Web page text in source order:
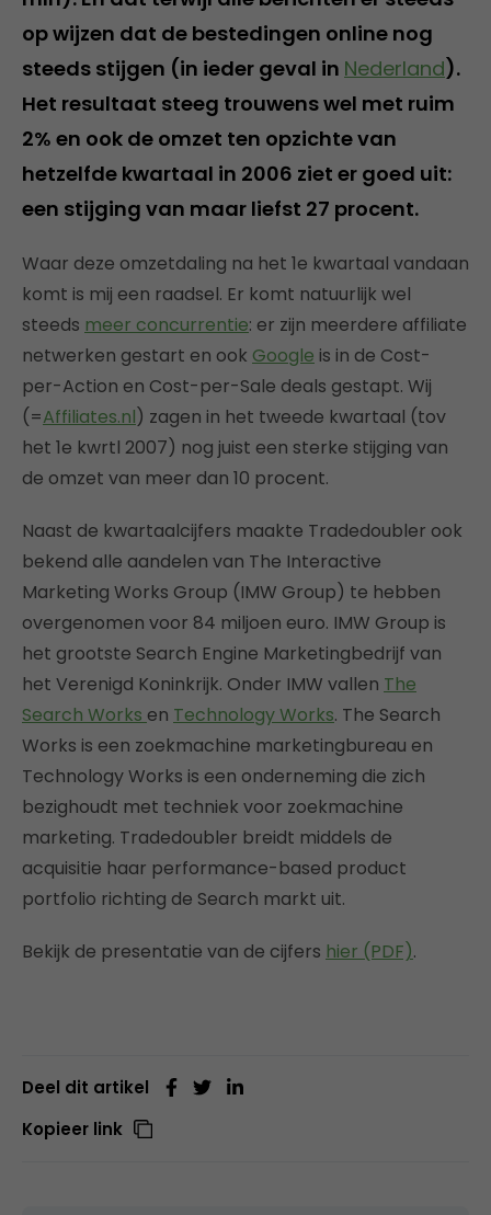
op wijzen dat de bestedingen online nog
steeds stijgen (in ieder geval in Nederland).
Het resultaat steeg trouwens wel met ruim
2% en ook de omzet ten opzichte van
hetzelfde kwartaal in 2006 ziet er goed uit:
een stijging van maar liefst 27 procent.
Waar deze omzetdaling na het 1e kwartaal vandaan
komt is mij een raadsel. Er komt natuurlijk wel
steeds meer concurrentie: er zijn meerdere affiliate
netwerken gestart en ook Google is in de Cost-
per-Action en Cost-per-Sale deals gestapt. Wij
(=Affiliates.nl) zagen in het tweede kwartaal (tov
het 1e kwrtl 2007) nog juist een sterke stijging van
de omzet van meer dan 10 procent.
Naast de kwartaalcijfers maakte Tradedoubler ook
bekend alle aandelen van The Interactive
Marketing Works Group (IMW Group) te hebben
overgenomen voor 84 miljoen euro. IMW Group is
het grootste Search Engine Marketingbedrijf van
het Verenigd Koninkrijk. Onder IMW vallen The
Search Works en Technology Works. The Search
Works is een zoekmachine marketingbureau en
Technology Works is een onderneming die zich
bezighoudt met techniek voor zoekmachine
marketing. Tradedoubler breidt middels de
acquisitie haar performance-based product
portfolio richting de Search markt uit.
Bekijk de presentatie van de cijfers hier (PDF).
Deel dit artikel
Kopieer link